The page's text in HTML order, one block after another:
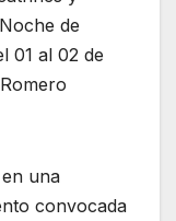
de
01 al 02 de
una
convocada